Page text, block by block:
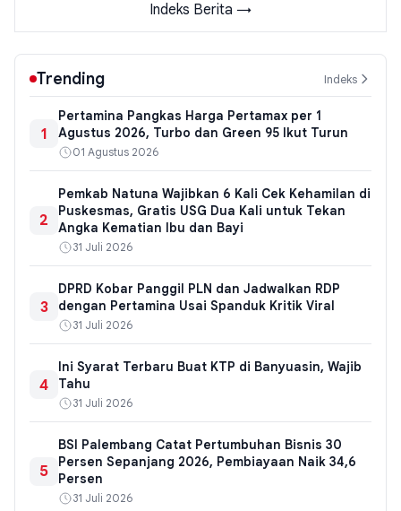
Indeks Berita →
Trending Indeks
1
Pertamina Pangkas Harga Pertamax per 1
Agustus 2026, Turbo dan Green 95 Ikut Turun
01 Agustus 2026
2
Pemkab Natuna Wajibkan 6 Kali Cek Kehamilan di
Puskesmas, Gratis USG Dua Kali untuk Tekan
Angka Kematian Ibu dan Bayi
31 Juli 2026
3
DPRD Kobar Panggil PLN dan Jadwalkan RDP
dengan Pertamina Usai Spanduk Kritik Viral
31 Juli 2026
4
Ini Syarat Terbaru Buat KTP di Banyuasin, Wajib
Tahu
31 Juli 2026
5
BSI Palembang Catat Pertumbuhan Bisnis 30
Persen Sepanjang 2026, Pembiayaan Naik 34,6
Persen
31 Juli 2026